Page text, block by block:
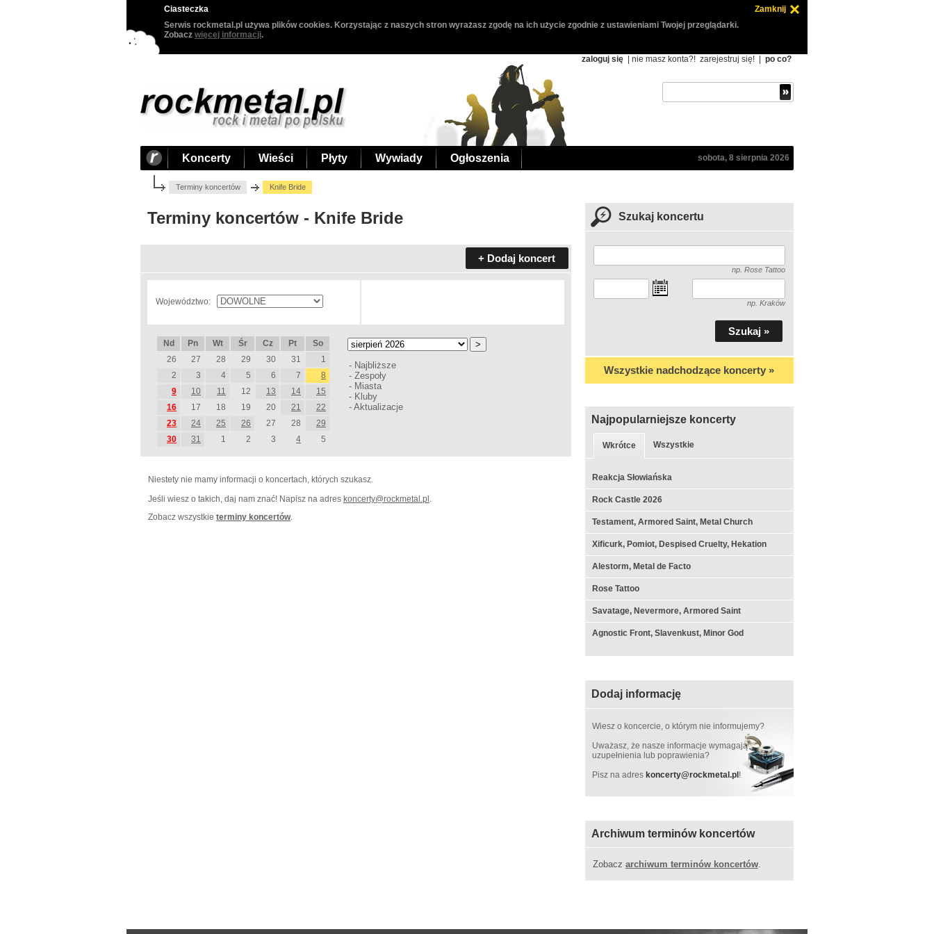
Ciasteczka
Zamknij
Serwis rockmetal.pl używa plików cookies. Korzystając z naszych stron wyrażasz zgodę na ich użycie zgodnie z ustawieniami Twojej przeglądarki.
Zobacz więcej informacji.
zaloguj się | nie masz konta?! zarejestruj się! po co?
Koncerty Wieści Płyty Wywiady Ogłoszenia sobota, 8 sierpnia 2026
Terminy koncertów Knife Bride
Terminy koncertów - Knife Bride
+ Dodaj koncert
Województwo:
Nd Pn Wt Śr Cz Pt
So
26
27 28 29 30 31
1
2
3 4 5 6 7
8
9
10 11 12 13 14
15
16
17 18 19 20 21
22
23
24 25 26 27 28
29
30
31 1 2 3 4 5
- Najbliższe
- Zespoły
- Miasta
- Kluby
- Aktualizacje
Niestety nie mamy informacji o koncertach, których szukasz.
Jeśli wiesz o takich, daj nam znać! Napisz na adres koncerty@rockmetal.pl .
Zobacz wszystkie terminy koncertów.
Szukaj koncertu
np. Rose Tattoo
np. Kraków
Wszystkie nadchodzące koncerty »
Najpopularniejsze koncerty
Wkrótce Wszystkie
Reakcja Słowiańska
Rock Castle 2026
Testament, Armored Saint, Metal Church
Xificurk, Pomiot, Despised Cruelty, Hekation
Alestorm, Metal de Facto
Rose Tattoo
Savatage, Nevermore, Armored Saint
Agnostic Front, Slavenkust, Minor God
Dodaj informację
Wiesz o koncercie, o którym nie informujemy?
Uważasz, że nasze informacje wymagają
uzupełnienia lub poprawienia?
Pisz na adres koncerty@rockmetal.pl!
Archiwum terminów koncertów
Zobacz archiwum terminów koncertów.